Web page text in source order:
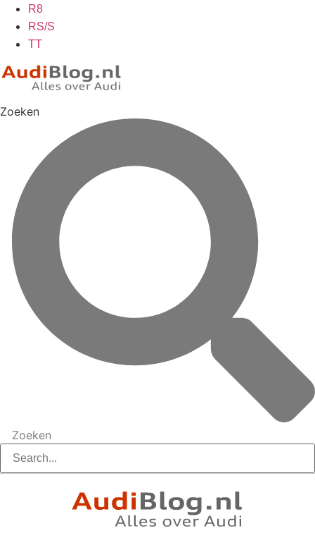
R8
RS/S
TT
Zoeken
Zoeken